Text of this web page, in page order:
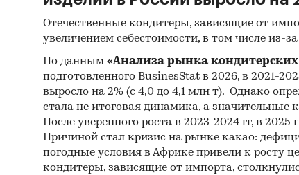
Отечественные кондитеры, зависящие от
увеличением себестоимости, в том числе из-
По данным «Анализа рынка кондитерских
подготовленного BusinesStat в 2026, в 2021-
выросло на 2% (с 4,0 до 4,1 млн т). Однако
стала не итоговая динамика, а значительные
После уверенного роста в 2023-2024 гг, в 2025
Причиной стал кризис на рынке какао:
погодные условия в Африке привели к росту
кондитеры, зависящие от импорта,